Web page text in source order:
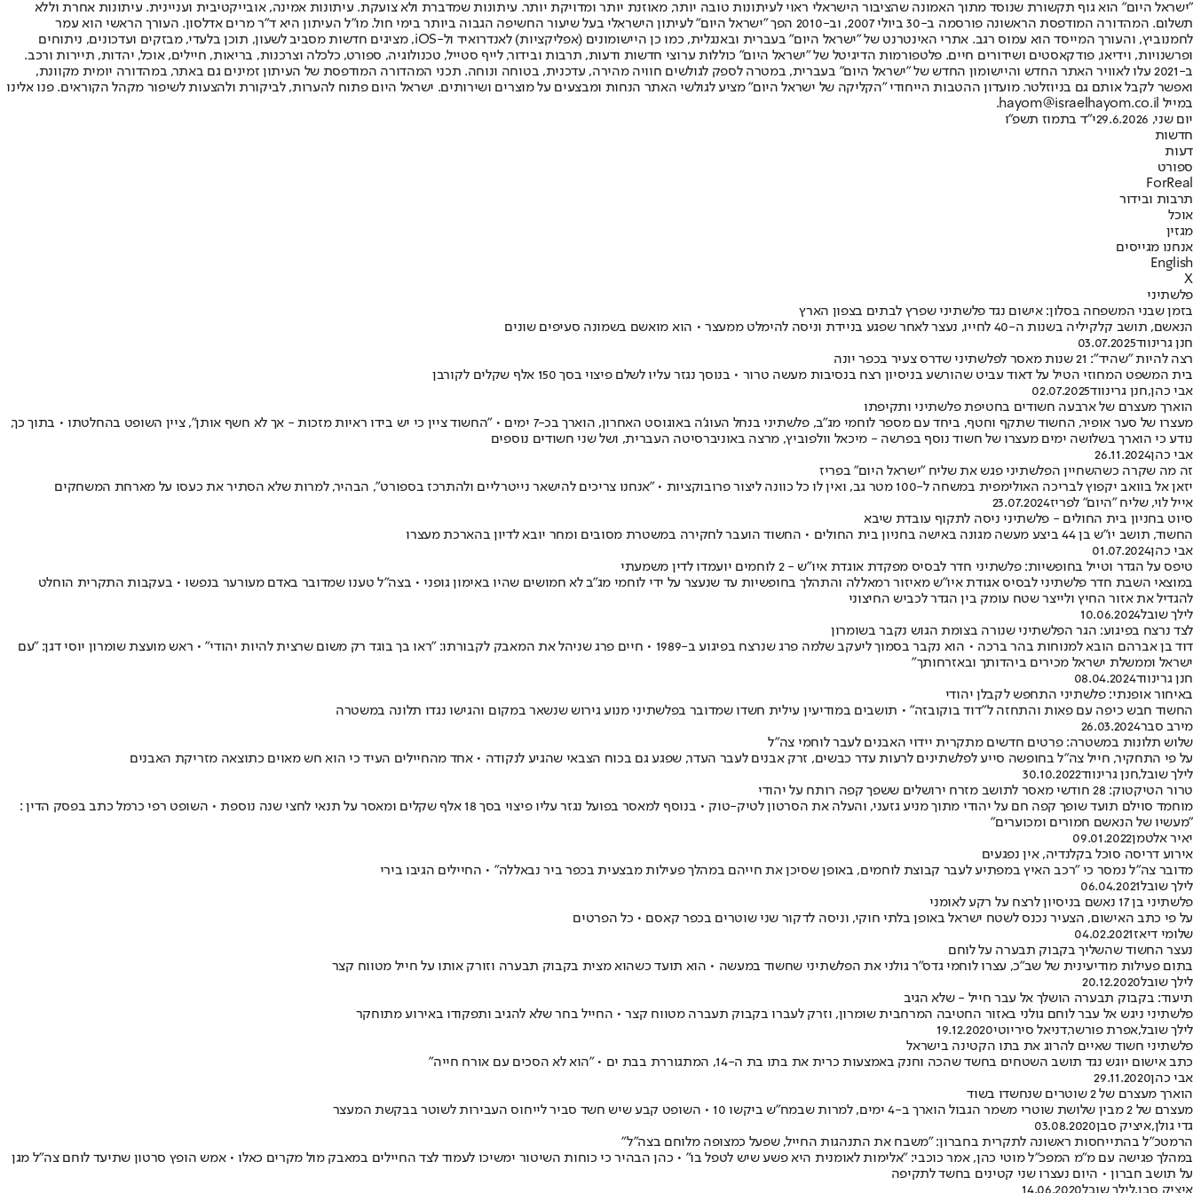
"ישראל היום" הוא גוף תקשורת שנוסד מתוך האמונה שהציבור הישראלי ראוי לעיתונות טובה יותר, מאוזנת יותר ומדויקת יותר. עיתונות שמדברת ולא צועקת. עיתונות אמינה, אובייקטיבית ועניינית. עיתונות אחרת וללא
תשלום. המהדורה המודפסת הראשונה פורסמה ב-30 ביולי 2007, וב-2010 הפך "ישראל היום" לעיתון הישראלי בעל שיעור החשיפה הגבוה ביותר בימי חול. מו"ל העיתון היא ד"ר מרים אדלסון. העורך הראשי הוא עמר
לחמנוביץ, והעורך המייסד הוא עמוס רגב. אתרי האינטרנט של "ישראל היום" בעברית ובאנגלית, כמו כן היישומונים (אפליקציות) לאנדרואיד ול-iOS, מציגים חדשות מסביב לשעון, תוכן בלעדי, מבזקים ועדכונים, ניתוחים
ופרשנויות, וידיאו, פודקאסטים ושידורים חיים. פלטפורמות הדיגיטל של "ישראל היום" כוללות ערוצי חדשות ודעות, תרבות ובידור, לייף סטייל, טכנולוגיה, ספורט, כלכלה וצרכנות, בריאות, חיילים, אוכל, יהדות, תיירות ורכב.
ב-2021 עלו לאוויר האתר החדש והיישומון החדש של "ישראל היום" בעברית, במטרה לספק לגולשים חוויה מהירה, עדכנית, בטוחה ונוחה. תכני המהדורה המודפסת של העיתון זמינים גם באתר, במהדורה יומית מקוונת,
ואפשר לקבל אותם גם בניוזלטר. מועדון ההטבות הייחודי "הקליקה של ישראל היום" מציע לגולשי האתר הנחות ומבצעים על מוצרים ושירותים. ישראל היום פתוח להערות, לביקורת ולהצעות לשיפור מקהל הקוראים. פנו אלינו
במייל hayom@israelhayom.co.il.
יום שני, 29.6.2026
י"ד בתמוז תשפ"ו
חדשות
דעות
ספורט
ForReal
תרבות ובידור
אוכל
מגזין
אנחנו מגייסים
English
X
פלשתיני
בזמן שבני המשפחה בסלון: אישום נגד פלשתיני שפרץ לבתים בצפון הארץ
הנאשם, תושב קלקיליה בשנות ה-40 לחייו, נעצר לאחר שפגע בניידת וניסה להימלט ממעצר • הוא מואשם בשמונה סעיפים שונים
חנן גרינווד03.07.2025
רצה להיות "שהיד": 21 שנות מאסר לפלשתיני שדרס צעיר בכפר יונה
בית המשפט המחוזי הטיל על דאוד עביט שהורשע בניסיון רצח בנסיבות מעשה טרור • בנוסך נגזר עליו לשלם פיצוי בסך 150 אלף שקלים לקורבן
אבי כהן,חנן גרינווד02.07.2025
הוארך מעצרם של ארבעה חשודים בחטיפת פלשתיני ותקיפתו
מעצרו של סער אופיר, החשוד שתקף וחטף, ביחד עם מספר לוחמי מג"ב, פלשתיני בנחל העוג'ה באוגוסט האחרון, הוארך בכ-7 ימים • "החשוד ציין כי יש בידו ראיות מזכות - אך לא חשף אותן", ציין השופט בהחלטתו • בתוך כך,
נודע כי הוארך בשלושה ימים מעצרו של חשוד נוסף בפרשה - מיכאל וולפוביץ, מרצה באוניברסיטה העברית, ושל שני חשודים נוספים
אבי כהן26.11.2024
זה מה שקרה כשהשחיין הפלשתיני פגש את שליח "ישראל היום" בפריז
יזאן אל בוואב יקפוץ לבריכה האולימפית במשחה ל-100 מטר גב, ואין לו כל כוונה ליצור פרובוקציות • "אנחנו צריכים להישאר נייטרליים ולהתרכז בספורט", הבהיר, למרות שלא הסתיר את כעסו על מארחת המשחקים
אייל לוי, שליח "היום" לפריז23.07.2024
סיוט בחניון בית החולים - פלשתיני ניסה לתקוף עובדת שיבא
החשוד, תושב יו"ש בן 44 ביצע מעשה מגונה באישה בחניון בית החולים • החשוד הועבר לחקירה במשטרת מסובים ומחר יובא לדיון בהארכת מעצרו
אבי כהן01.07.2024
טיפס על הגדר וטייל בחופשיות: פלשתיני חדר לבסיס מפקדת אוגדת איו"ש - 2 לוחמים יועמדו לדין משמעתי
במוצאי השבת חדר פלשתיני לבסיס אגודת איו"ש מאיזור רמאללה והתהלך בחופשיות עד שנעצר על ידי לוחמי מג"ב לא חמושים שהיו באימון גופני • בצה"ל טענו שמדובר באדם מעורער בנפשו • בעקבות התקרית הוחלט
להגדיל את אזור החיץ ולייצר שטח עומק בין הגדר לכביש החיצוני
לילך שובל10.06.2024
לצד נרצח בפיגוע: הגר הפלשתיני שנורה בצומת הגוש נקבר בשומרון
דוד בן אברהם הובא למנוחות בהר ברכה • הוא נקבר בסמוך ליעקב שלמה פרג שנרצח בפיגוע ב-1989 • חיים פרג שניהל את המאבק לקבורתו: "ראו בך בוגד רק משום שרצית להיות יהודי" • ראש מועצת שומרון יוסי דגן: "עם
ישראל וממשלת ישראל מכירים ביהדותך ובאזרחותך"
חנן גרינווד08.04.2024
באיחור אופנתי: פלשתיני התחפש לקבלן יהודי
החשוד חבש כיפה עם פאות והתחזה ל"דוד בוקובזה" • תושבים במודיעין עילית חשדו שמדובר בפלשתיני מנוע גירוש שנשאר במקום והגישו נגדו תלונה במשטרה
מירב סבר26.03.2024
שלוש תלונות במשטרה: פרטים חדשים מתקרית יידוי האבנים לעבר לוחמי צה"ל
על פי התחקיר, חייל צה"ל בחופשה סייע לפלשתינים לרעות עדר כבשים, זרק אבנים לעבר העדר, שפגע גם בכוח הצבאי שהגיע לנקודה • אחד מהחיילים העיד כי הוא חש מאוים כתוצאה מזריקת האבנים
לילך שובל,חנן גרינווד30.10.2022
טרור הטיקטוק: 28 חודשי מאסר לתושב מזרח ירושלים ששפך קפה רותח על יהודי
מוחמד סוילם תועד שופך קפה חם על יהודי מתוך מניע גזעני, והעלה את הסרטון לטיק-טוק • בנוסף למאסר בפועל נגזר עליו פיצוי בסך 18 אלף שקלים ומאסר על תנאי לחצי שנה נוספת • השופט רפי כרמל כתב בפסק הדין :
"מעשיו של הנאשם חמורים ומכוערים"
יאיר אלטמן09.01.2022
אירוע דריסה סוכל בקלנדיה, אין נפגעים
מדובר צה"ל נמסר כי "רכב האיץ במפתיע לעבר קבוצת לוחמים, באופן שסיכן את חייהם במהלך פעילות מבצעית בכפר ביר נבאללה" • החיילים הגיבו בירי
לילך שובל06.04.2021
פלשתיני בן 17 נאשם בניסיון לרצח על רקע לאומני
על פי כתב האישום, הצעיר נכנס לשטח ישראל באופן בלתי חוקי, וניסה לדקור שני שוטרים בכפר קאסם • כל הפרטים
שלומי דיאז04.02.2021
נעצר החשוד שהשליך בקבוק תבערה על לוחם
בתום פעילות מודיעינית של שב״כ, עצרו לוחמי גדס"ר גולני את הפלשתיני שחשוד במעשה • הוא תועד כשהוא מצית בקבוק תבערה וזורק אותו על חייל מטווח קצר
לילך שובל20.12.2020
תיעוד: בקבוק תבערה הושלך אל עבר חייל - שלא הגיב
פלשתיני ניגש אל עבר לוחם גולני באזור החטיבה המרחבית שומרון, וזרק לעברו בקבוק תעברה מטווח קצר • החייל בחר שלא להגיב ותפקודו באירוע מתוחקר
לילך שובל,אפרת פורשר,דניאל סיריוטי19.12.2020
פלשתיני חשוד שאיים להרוג את בתו הקטינה בישראל
כתב אישום יוגש נגד תושב השטחים בחשד שהכה וחנק באמצעות כרית את בתו בת ה-14, המתגוררת בבת ים • "הוא לא הסכים עם אורח חייה"
אבי כהן29.11.2020
הוארך מעצרם של 2 שוטרים שנחשדו בשוד
מעצרם של 2 מבין שלושת שוטרי משמר הגבול הוארך ב-4 ימים, למרות שבמח"ש ביקשו 10 • השופט קבע שיש חשד סביר לייחוס העבירות לשוטר בבקשת המעצר
גדי גולן,איציק סבן03.08.2020
הרמטכ"ל בהתייחסות ראשונה לתקרית בחברון: "משבח את התנהגות החייל, שפעל כמצופה מלוחם בצה"ל"
במהלך פגישה עם מ"מ המפכ"ל מוטי כהן, אמר כוכבי: "אלימות לאומנית היא פשע שיש לטפל בו" • כהן הבהיר כי כוחות השיטור ימשיכו לעמוד לצד החיילים במאבק מול מקרים כאלו • אמש הופץ סרטון שתיעד לוחם צה"ל מגן
על תושב חברון • היום נעצרו שני קטינים בחשד לתקיפה